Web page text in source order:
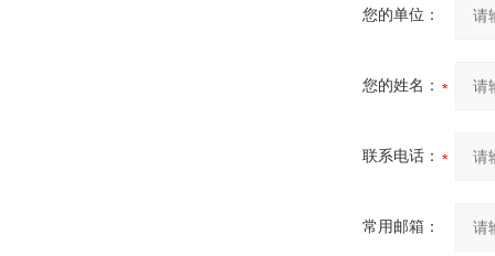
您的单位：
您的姓名：
联系电话：
常用邮箱：